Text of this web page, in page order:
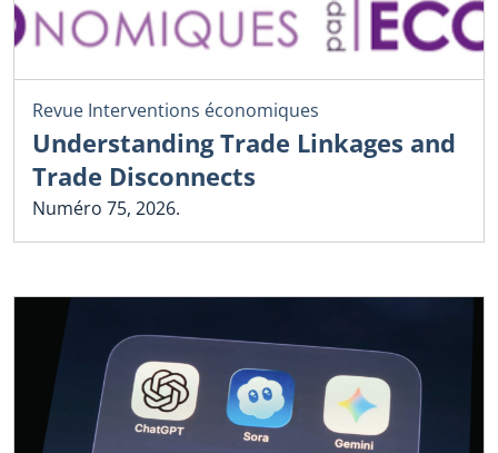
Revue Interventions économiques
Understanding Trade Linkages and
Trade Disconnects
Numéro 75, 2026.